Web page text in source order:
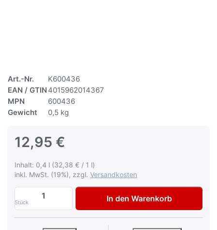
Art.-Nr.
K600436
EAN / GTIN 4015962014367
MPN
600436
Gewicht
0,5 kg
12,95 €
Inhalt: 0,4 l (32,38 € / 1 l)
inkl. MwSt. (19%), zzgl. Versandkosten
Stück
Autolack NCS S 4843-Y94R Rot
In den Warenkorb